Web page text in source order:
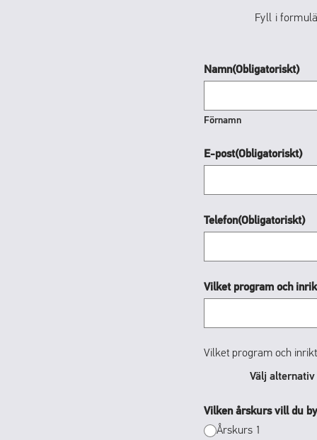
Fyll i
Namn(Obligatoriskt)
Förnamn
E-post(Obligatoriskt)
Telefon(Obligatoriskt)
Vilket program och
Vilket program och
Välj alternativ
Vilken årskurs vill du
Årskurs 1